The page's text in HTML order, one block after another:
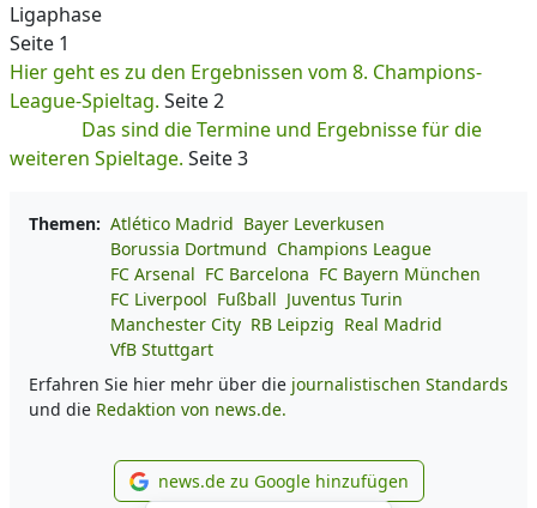
Ligaphase
Seite 1
Hier geht es zu den Ergebnissen vom 8. Champions-
League-Spieltag. Seite 2
Das sind die Termine und Ergebnisse für die
weiteren Spieltage. Seite 3
Themen: Atlético Madrid Bayer Leverkusen
Borussia Dortmund Champions League
FC Arsenal FC Barcelona FC Bayern München
FC Liverpool Fußball Juventus Turin
Manchester City RB Leipzig Real Madrid
VfB Stuttgart
Erfahren Sie hier mehr über die journalistischen Standards
und die Redaktion von news.de.
news.de zu Google
news.de zu Google hinzufügen